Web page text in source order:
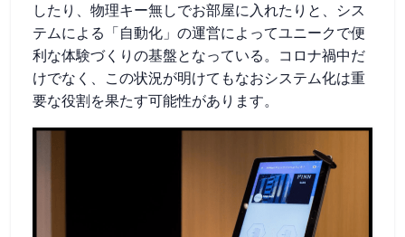
したり、物理キー無しでお部屋に入れたりと、シス
テムによる「自動化」の運営によってユニークで便
利な体験づくりの基盤となっている。コロナ禍中だ
けでなく、この状況が明けてもなおシステム化は重
要な役割を果たす可能性があります。